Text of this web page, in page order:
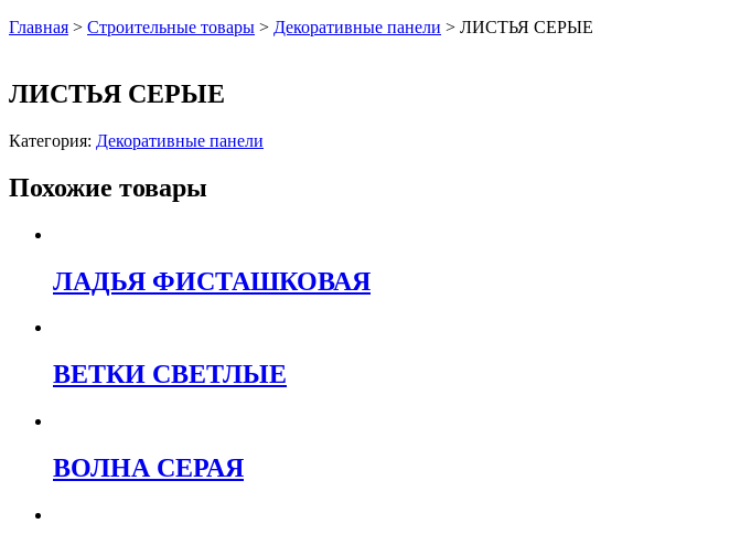
Главная > Строительные товары > Декоративные панели > ЛИСТЬЯ СЕРЫЕ
ЛИСТЬЯ СЕРЫЕ
Категория: Декоративные панели
Похожие товары
ЛАДЬЯ ФИСТАШКОВАЯ
ВЕТКИ СВЕТЛЫЕ
ВОЛНА СЕРАЯ